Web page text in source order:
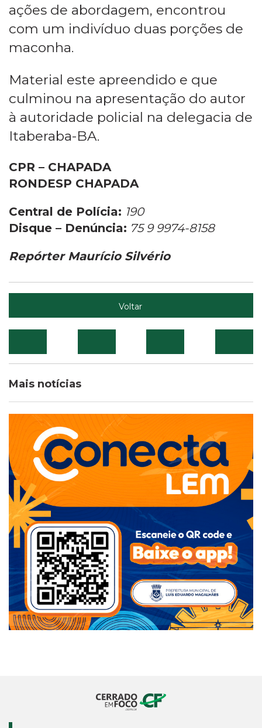
ações de abordagem, encontrou
com um indivíduo duas porções de
maconha.
Material este apreendido e que
culminou na apresentação do autor
à autoridade policial na delegacia de
Itaberaba-BA.
CPR – CHAPADA
RONDESP CHAPADA
Central de Polícia: 190
Disque – Denúncia: 75 9 9974-8158
Repórter Maurício Silvério
Voltar
Mais notícias